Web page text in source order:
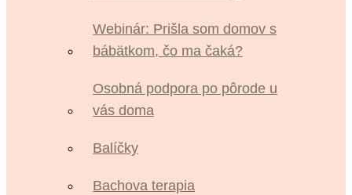
Webinár: Prišla som domov s
bábätkom, čo ma čaká?
Osobná podpora po pôrode u
vás doma
Balíčky
Bachova terapia